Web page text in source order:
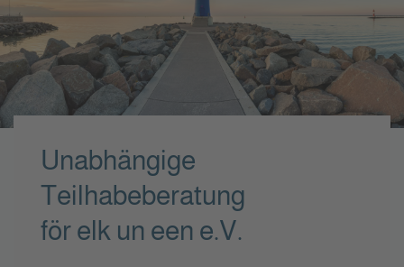
Unabhängige
Teilhabeberatung
för elk un een e.V.